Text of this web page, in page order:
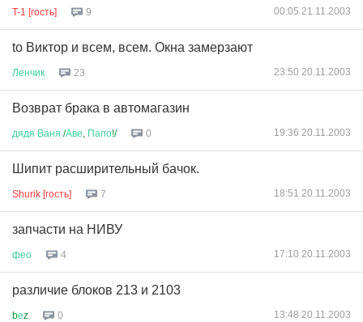
T-1 [гость] 9 00:05 21.11.2003
to Виктор и всем, всем. Окна замерзают
Ленчик 23 23:50 20.11.2003
Возврат брака в автомагазин
дядя Ваня /Аве Папо!/ 0 19:36 20.11.2003
Шипит расширительный бачок.
Shurik [гость] 7 18:51 20.11.2003
запчасти на НИВУ
фео 4 17:10 20.11.2003
различие блоков 213 и 2103
bеz 0 13:48 20.11.2003